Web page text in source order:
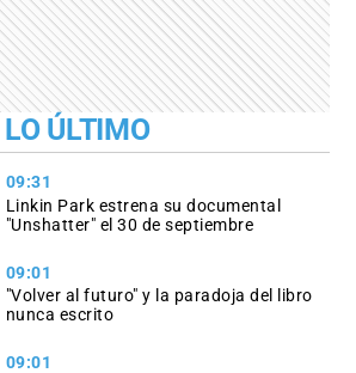
LO ÚLTIMO
09:31
Linkin Park estrena su documental
"Unshatter" el 30 de septiembre
09:01
"Volver al futuro" y la paradoja del libro
nunca escrito
09:01